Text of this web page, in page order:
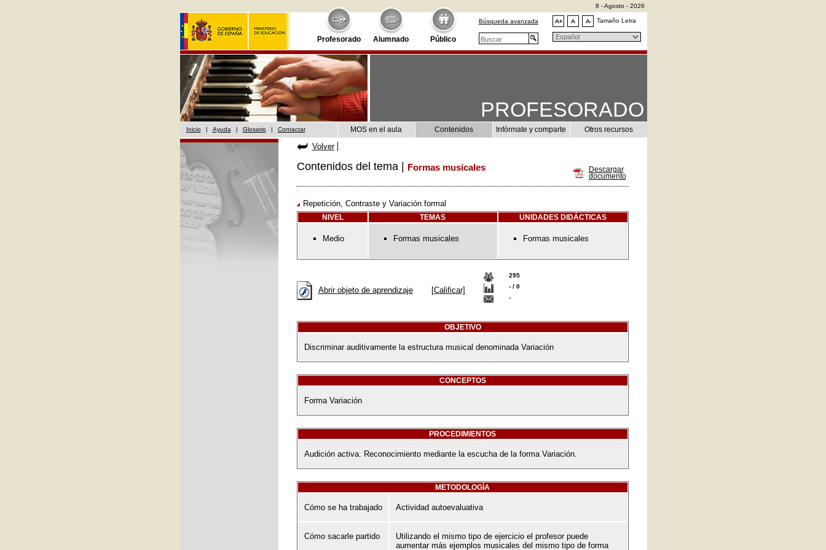
Profesorado Alumnado Público
8 - Agosto - 2026
Búsqueda avanzada Tamaño Letra
PROFESORADO
Inicio | Ayuda | Glosario | Contactar MOS en el aula Contenidos Infórmate y comparte Otros recursos
Volver
Descargar
documento
Contenidos del tema | Formas musicales
Repetición, Contraste y Variación formal
NIVEL TEMAS UNIDADES DIDÁCTICAS
Medio Formas musicales Formas musicales
Abrir objeto de aprendizaje [Calificar]
295
- / 0
-
OBJETIVO
Discriminar auditivamente la estructura musical denominada Variación
CONCEPTOS
Forma Variación
PROCEDIMIENTOS
Audición activa. Reconocimiento mediante la escucha de la forma Variación.
METODOLOGÍA
Cómo se ha trabajado Actividad autoevaluativa
Cómo sacarle partido
Utilizando el mismo tipo de ejercicio el profesor puede
aumentar más ejemplos musicales del mismo tipo de forma